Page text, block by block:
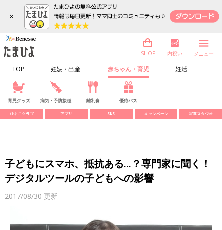
×
TOP 妊娠・出産 赤ちゃん・育児 妊活
SHOP 内祝い メニュー
育児グッズ 病気・予防接種 離乳食 優待パス
ひよこクラブ アプリ SNS キャンペーン 写真スタジオ
子どもにスマホ、抵抗ある...？専門家に聞く！
デジタルツールの子どもへの影響
2017/08/30 更新